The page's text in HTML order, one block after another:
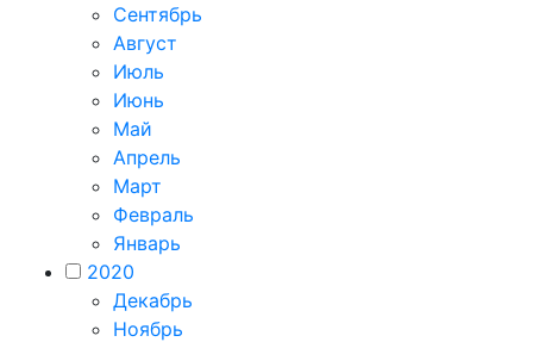
Сентябрь
Август
Июль
Июнь
Май
Апрель
Март
Февраль
Январь
2020
Декабрь
Ноябрь